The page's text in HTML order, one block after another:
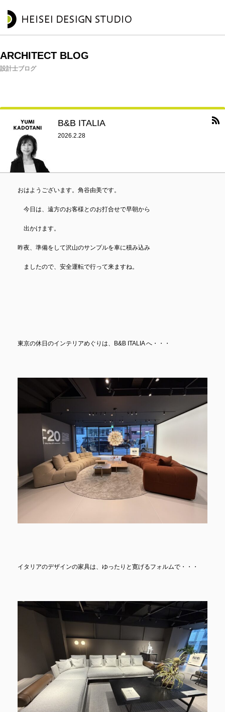
ARCHITECT BLOG
設計士ブログ
B&B ITALIA
2026.2.28
おはようございます。角谷由美です。
今日は、遠方のお客様とのお打合せで早朝から
出かけます。
昨夜、準備をして沢山のサンプルを車に積み込み
ましたので、安全運転で行って来ますね。
東京の休日のインテリアめぐりは、B&B ITALIA へ・・・
イタリアのデザインの家具は、ゆったりと寛げるフォルムで・・・